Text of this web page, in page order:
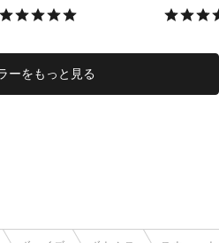
ーをもっと見る